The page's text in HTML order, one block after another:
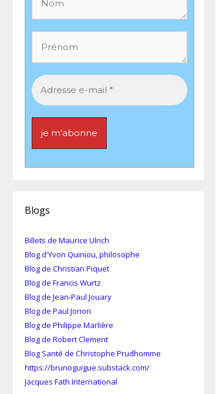
Blogs
Billets de Maurice Ulrich
Blog d'Yvon Quiniou, philosophe
Blog de Christian Piquet
Blog de Francis Wurtz
Blog de Jean-Paul Jouary
Blog de Paul Jorion
Blog de Philippe Marlière
Blog de Robert Clement
Blog Santé de Christophe Prudhomme
https://brunoguigue.substack.com/
Jacques Fath International